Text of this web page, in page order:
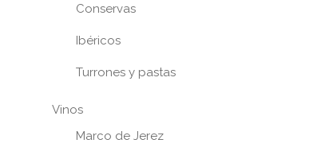
Conservas
Ibéricos
Turrones y pastas
Vinos
Marco de Jerez